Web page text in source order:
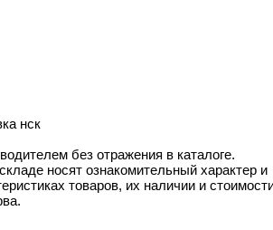
нск
без отражения в каталоге.
носят ознакомительный характер и
товаров, их наличии и